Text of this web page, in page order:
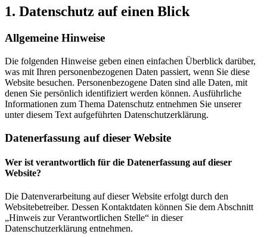
1. Datenschutz auf einen Blick
Allgemeine Hinweise
Die folgenden Hinweise geben einen einfachen Überblick darüber,
was mit Ihren personenbezogenen Daten passiert, wenn Sie diese
Website besuchen. Personenbezogene Daten sind alle Daten, mit
denen Sie persönlich identifiziert werden können. Ausführliche
Informationen zum Thema Datenschutz entnehmen Sie unserer
unter diesem Text aufgeführten Datenschutzerklärung.
Datenerfassung auf dieser Website
Wer ist verantwortlich für die Datenerfassung auf dieser
Website?
Die Datenverarbeitung auf dieser Website erfolgt durch den
Websitebetreiber. Dessen Kontaktdaten können Sie dem Abschnitt
„Hinweis zur Verantwortlichen Stelle“ in dieser
Datenschutzerklärung entnehmen.